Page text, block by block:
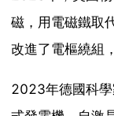
磁，用電磁鐵取
改進了電樞繞組
2023年德國科